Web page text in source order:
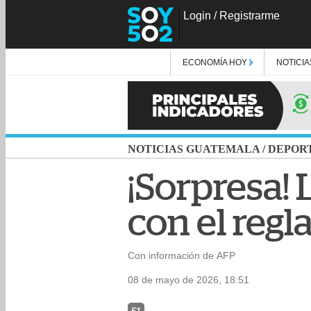
Login / Registrarme
ECONOMÍA HOY
NOTICIAS GUATEMALA /
¡Sorpresa!
con el
Con información de AFP
08 de mayo de 2026, 18:51